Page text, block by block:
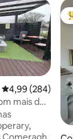
hóspedes
4,99 de uma
4,99 (284)
mais de